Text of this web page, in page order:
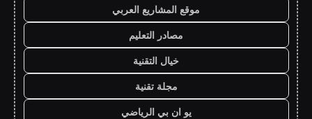
موقع المشاريع العربي
مصادر التعليم
خيال التقنية
مجلة تقنية
يو ان بي الرياضي